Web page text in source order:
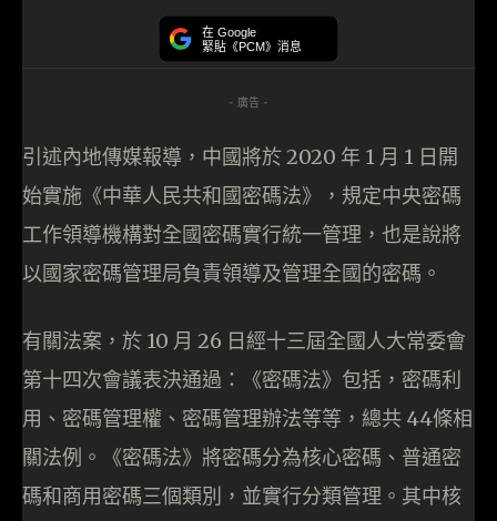
在 Google
緊貼《PCM》消息
- 廣告 -
引述內地傳媒報導，中國將於 2020 年 1 月 1 日開
始實施《中華人民共和國密碼法》，規定中央密碼
工作領導機構對全國密碼實行統一管理，也是說將
以國家密碼管理局負責領導及管理全國的密碼。
有關法案，於 10 月 26 日經十三屆全國人大常委會
第十四次會議表決通過：《密碼法》包括，密碼利
用、密碼管理權、密碼管理辦法等等，總共 44條相
關法例。《密碼法》將密碼分為核心密碼、普通密
碼和商用密碼三個類別，並實行分類管理。其中核